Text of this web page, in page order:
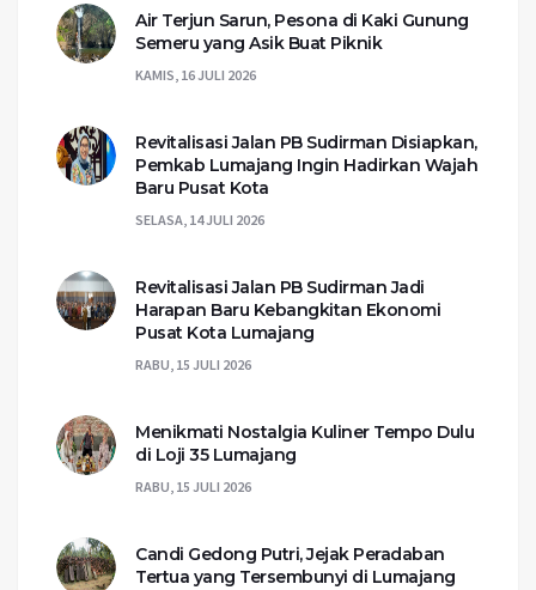
Air Terjun Sarun, Pesona di Kaki Gunung
Semeru yang Asik Buat Piknik
KAMIS, 16 JULI 2026
Revitalisasi Jalan PB Sudirman Disiapkan,
Pemkab Lumajang Ingin Hadirkan Wajah
Baru Pusat Kota
SELASA, 14 JULI 2026
Revitalisasi Jalan PB Sudirman Jadi
Harapan Baru Kebangkitan Ekonomi
Pusat Kota Lumajang
RABU, 15 JULI 2026
Menikmati Nostalgia Kuliner Tempo Dulu
di Loji 35 Lumajang
RABU, 15 JULI 2026
Candi Gedong Putri, Jejak Peradaban
Tertua yang Tersembunyi di Lumajang